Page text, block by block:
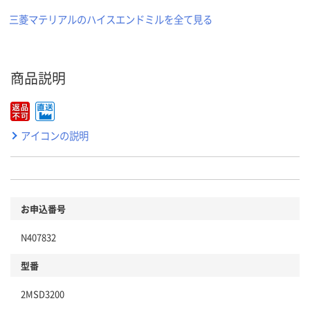
三菱マテリアルのハイスエンドミルを全て見る
商品説明
アイコンの説明
お申込番号
N407832
型番
2MSD3200